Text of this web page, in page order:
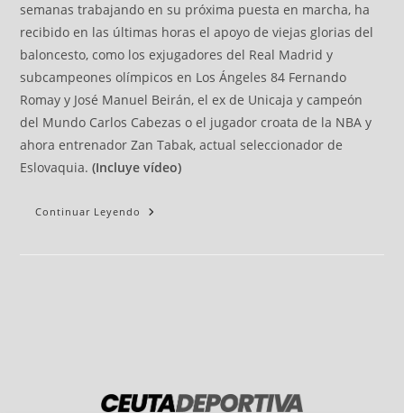
semanas trabajando en su próxima puesta en marcha, ha
recibido en las últimas horas el apoyo de viejas glorias del
baloncesto, como los exjugadores del Real Madrid y
subcampeones olímpicos en Los Ángeles 84 Fernando
Romay y José Manuel Beirán, el ex de Unicaja y campeón
del Mundo Carlos Cabezas o el jugador croata de la NBA y
ahora entrenador Zan Tabak, actual seleccionador de
Eslovaquia.(Incluye vídeo)
Continuar Leyendo